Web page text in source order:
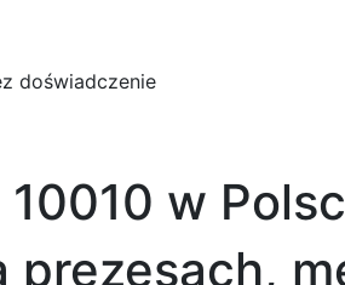
doświadczenie
w
prezesach,